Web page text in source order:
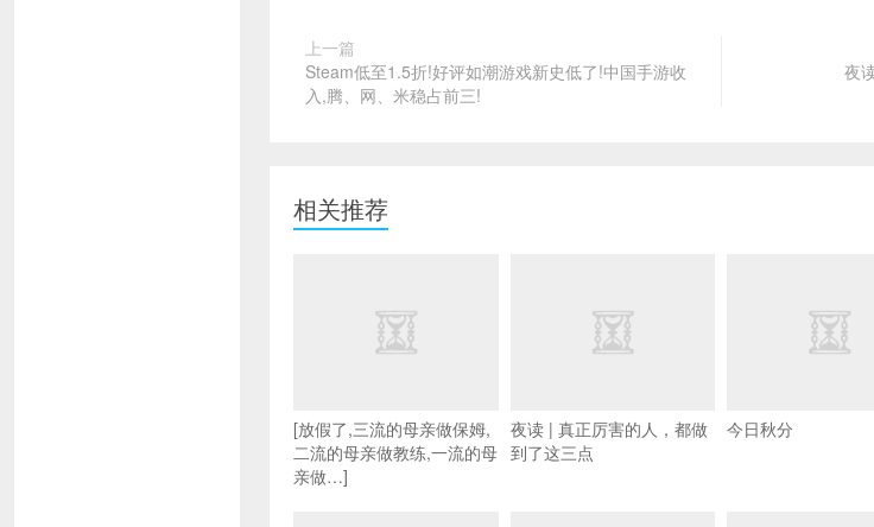
上一篇
Steam低至1.5折!好评如潮游戏新史低了!中国手游收
入,腾、网、米稳占前三!
夜
相关推荐
[放假了,三流的母亲做保姆,
二流的母亲做教练,一流的母
亲做…]
夜读 | 真正厉害的人，都做
到了这三点
今日秋分